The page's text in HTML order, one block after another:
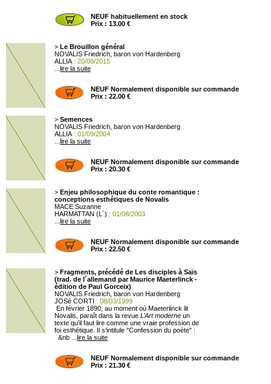
NEUF habituellement en stock
Prix : 13.00 €
> Le Brouillon général
NOVALIS Friedrich, baron von Hardenberg
ALLIA : 20/08/2015
lire la suite
NEUF Normalement disponible sur commande
Prix : 22.00 €
> Semences
NOVALIS Friedrich, baron von Hardenberg
ALLIA : 01/09/2004
lire la suite
NEUF Normalement disponible sur commande
Prix : 20.30 €
> Enjeu philosophique du conte romantique :
conceptions esthétiques de Novalis
MACE Suzanne
HARMATTAN (L´) : 01/08/2003
lire la suite
NEUF Normalement disponible sur commande
Prix : 22.50 €
> Fragments, précédé de Les disciples à Saïs
(trad. de l´allemand par Maurice Maeterlinck -
édition de Paul Gorceix)
NOVALIS Friedrich, baron von Hardenberg
JOSé CORTI : 08/03/1999
En février 1890, au moment où Maeterlinck lit
Novalis, paraît dans la revue L’Art moderne un
texte qu’il faut lire comme une vraie profession de
foi esthétique. Il s’intitule "Confession du poète" :
&nb ... lire la suite
NEUF Normalement disponible sur commande
Prix : 21.30 €